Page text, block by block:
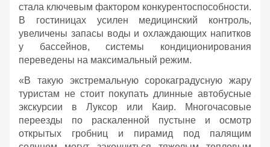
стала ключевым фактором конкурентоспособности.
В гостиницах усилен медицинский контроль,
увеличены запасы воды и охлаждающих напитков
у бассейнов, системы кондиционирования
переведены на максимальный режим.
«В такую экстремальную сорокаградусную жару
туристам не стоит покупать длинные автобусные
экскурсии в Луксор или Каир. Многочасовые
переезды по раскаленной пустыне и осмотр
открытых гробниц и пирамид под палящим